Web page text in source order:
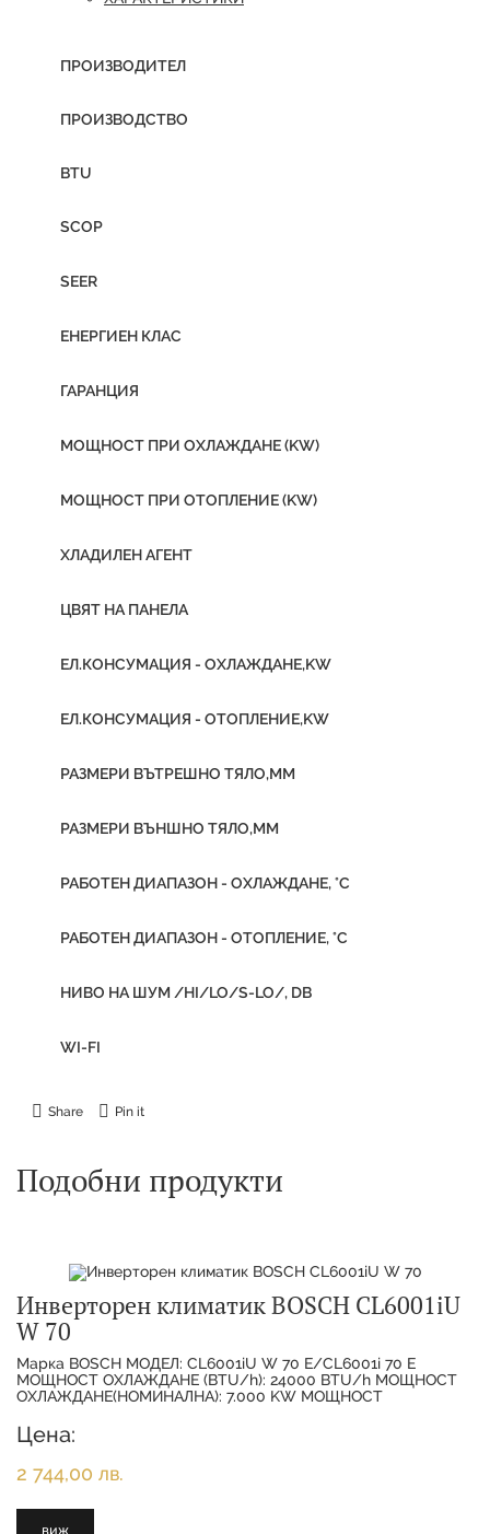
ПРОИЗВОДИТЕЛ
ПРОИЗВОДСТВО
BTU
SCOP
SEER
ЕНЕРГИЕН КЛАС
ГАРАНЦИЯ
МОЩНОСТ ПРИ ОХЛАЖДАНЕ (KW)
МОЩНОСТ ПРИ ОТОПЛЕНИЕ (KW)
ХЛАДИЛЕН АГЕНТ
ЦВЯТ НА ПАНЕЛА
ЕЛ.КОНСУМАЦИЯ - ОХЛАЖДАНЕ,KW
ЕЛ.КОНСУМАЦИЯ - ОТОПЛЕНИЕ,KW
РАЗМЕРИ ВЪТРЕШНО ТЯЛО,ММ
РАЗМЕРИ ВЪНШНО ТЯЛО,ММ
РАБОТЕН ДИАПАЗОН - ОХЛАЖДАНЕ, °C
РАБОТЕН ДИАПАЗОН - ОТОПЛЕНИЕ, °C
НИВО НА ШУМ /HI/LO/S-LO/, DB
WI-FI
Share Pin it
Подобни продукти
Инверторен климатик BOSCH CL6001iU
W 70
Марка BOSCH МОДЕЛ: CL6001iU W 70 E/CL6001i 70 E
МОЩНОСТ ОХЛАЖДАНЕ (BTU/h): 24000 BTU/h МОЩНОСТ
ОХЛАЖДАНЕ(НОМИНАЛНА): 7.000 KW МОЩНОСТ
Цена:
2 744,00 лв.
виж